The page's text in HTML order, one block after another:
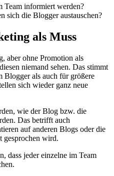
Team informiert werden?
sich die Blogger austauschen?
als Muss
aber ohne Promotion als
niemand sehen. Das stimmt
als auch für größere
sich wieder ganz neue
wie der Blog bzw. die
Das betrifft auch
auf anderen Blogs oder die
gesprochen wird.
dass jeder einzelne im Team